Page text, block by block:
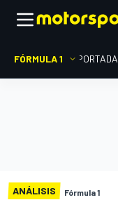
FÓRMULA 1 PORTADA
ANÁLISIS Fórmula 1